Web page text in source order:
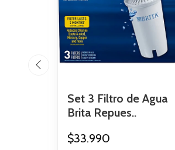
Set 3 Filtro de Agua
Brita Repues..
$33.990